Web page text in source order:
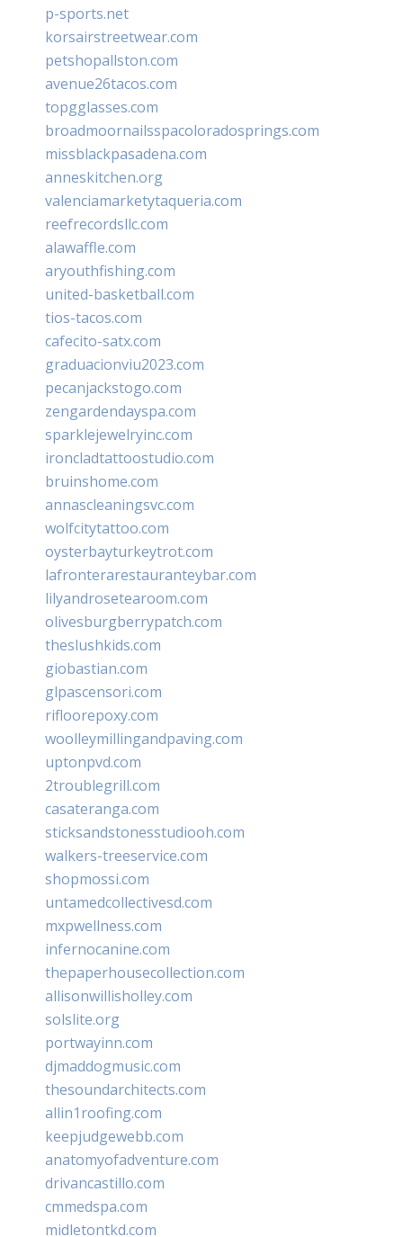
p-sports.net
korsairstreetwear.com
petshopallston.com
avenue26tacos.com
topgglasses.com
broadmoornailsspacoloradosprings.com
missblackpasadena.com
anneskitchen.org
valenciamarketytaqueria.com
reefrecordsllc.com
alawaffle.com
aryouthfishing.com
united-basketball.com
tios-tacos.com
cafecito-satx.com
graduacionviu2023.com
pecanjackstogo.com
zengardendayspa.com
sparklejewelryinc.com
ironcladtattoostudio.com
bruinshome.com
annascleaningsvc.com
wolfcitytattoo.com
oysterbayturkeytrot.com
lafronterarestauranteybar.com
lilyandrosetearoom.com
olivesburgberrypatch.com
theslushkids.com
giobastian.com
glpascensori.com
rifloorepoxy.com
woolleymillingandpaving.com
uptonpvd.com
2troublegrill.com
casateranga.com
sticksandstonesstudiooh.com
walkers-treeservice.com
shopmossi.com
untamedcollectivesd.com
mxpwellness.com
infernocanine.com
thepaperhousecollection.com
allisonwillisholley.com
solslite.org
portwayinn.com
djmaddogmusic.com
thesoundarchitects.com
allin1roofing.com
keepjudgewebb.com
anatomyofadventure.com
drivancastillo.com
cmmedspa.com
midletontkd.com